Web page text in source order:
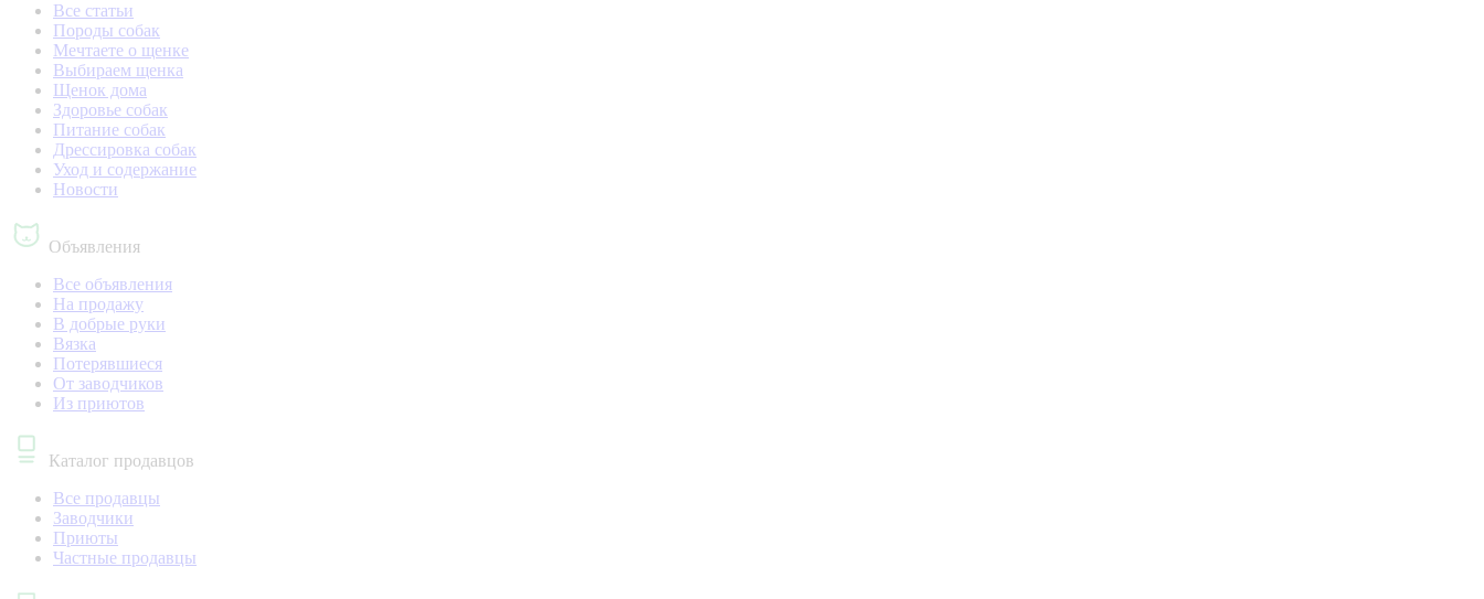
Все статьи
Породы собак
Мечтаете о щенке
Выбираем щенка
Щенок дома
Здоровье собак
Питание собак
Дрессировка собак
Уход и содержание
Новости
Объявления
Все объявления
На продажу
В добрые руки
Вязка
Потерявшиеся
От заводчиков
Из приютов
Каталог продавцов
Все продавцы
Заводчики
Приюты
Частные продавцы